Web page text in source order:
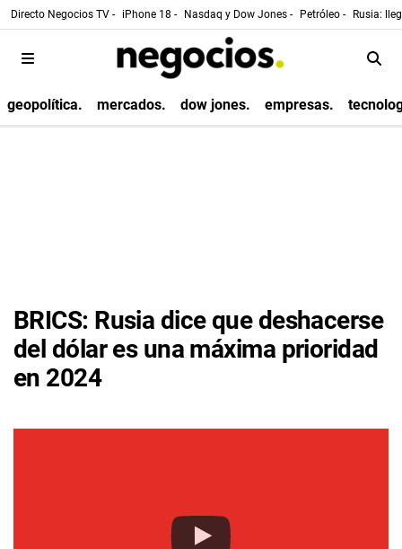
Directo Negocios TV - iPhone 18 - Nasdaq y Dow Jones - Petróleo - Rusia:
geopolítica. mercados. dow jones. empresas.
BRICS: Rusia dice que deshacerse
del dólar es una máxima prioridad
en 2024